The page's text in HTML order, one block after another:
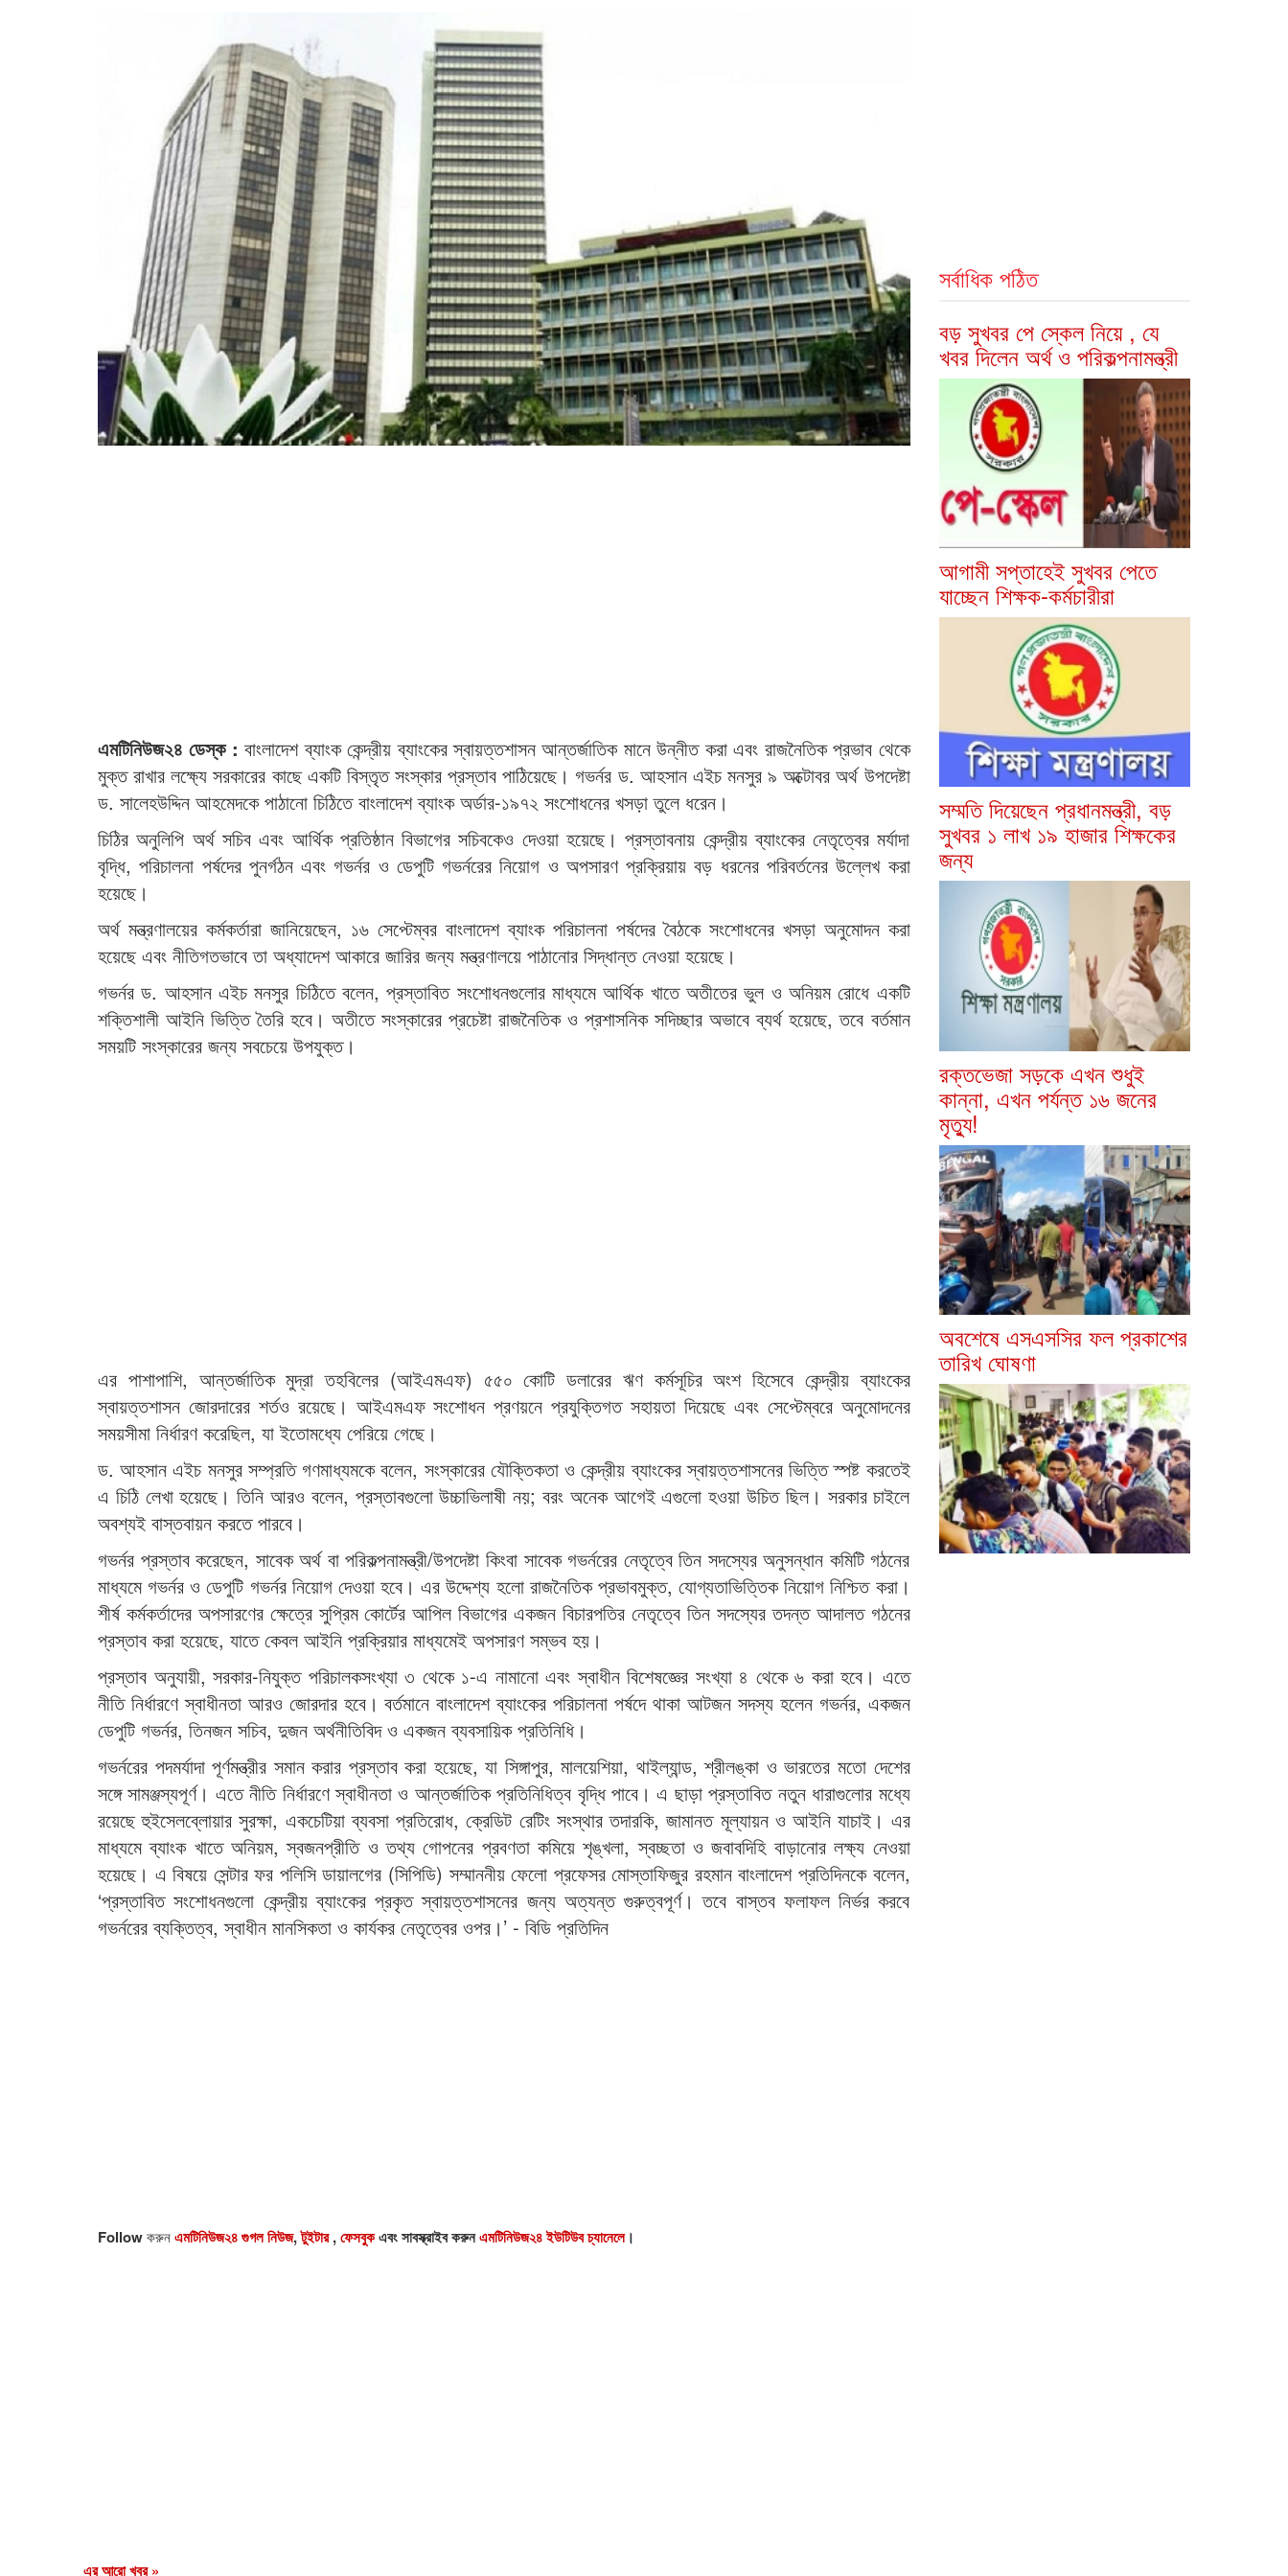
এমটিনিউজ২৪ ডেস্ক : বাংলাদেশ ব্যাংক কেন্দ্রীয় ব্যাংকের স্বায়ত্তশাসন আন্তর্জাতিক মানে উন্নীত করা এবং রাজনৈতিক প্রভাব থেকে
মুক্ত রাখার লক্ষ্যে সরকারের কাছে একটি বিস্তৃত সংস্কার প্রস্তাব পাঠিয়েছে। গভর্নর ড. আহসান এইচ মনসুর ৯ অক্টোবর অর্থ উপদেষ্টা
ড. সালেহউদ্দিন আহমেদকে পাঠানো চিঠিতে বাংলাদেশ ব্যাংক অর্ডার-১৯৭২ সংশোধনের খসড়া তুলে ধরেন।
চিঠির অনুলিপি অর্থ সচিব এবং আর্থিক প্রতিষ্ঠান বিভাগের সচিবকেও দেওয়া হয়েছে। প্রস্তাবনায় কেন্দ্রীয় ব্যাংকের নেতৃত্বের মর্যাদা
বৃদ্ধি, পরিচালনা পর্ষদের পুনর্গঠন এবং গভর্নর ও ডেপুটি গভর্নরের নিয়োগ ও অপসারণ প্রক্রিয়ায় বড় ধরনের পরিবর্তনের উল্লেখ করা
হয়েছে।
অর্থ মন্ত্রণালয়ের কর্মকর্তারা জানিয়েছেন, ১৬ সেপ্টেম্বর বাংলাদেশ ব্যাংক পরিচালনা পর্ষদের বৈঠকে সংশোধনের খসড়া অনুমোদন করা
হয়েছে এবং নীতিগতভাবে তা অধ্যাদেশ আকারে জারির জন্য মন্ত্রণালয়ে পাঠানোর সিদ্ধান্ত নেওয়া হয়েছে।
গভর্নর ড. আহসান এইচ মনসুর চিঠিতে বলেন, প্রস্তাবিত সংশোধনগুলোর মাধ্যমে আর্থিক খাতে অতীতের ভুল ও অনিয়ম রোধে একটি
শক্তিশালী আইনি ভিত্তি তৈরি হবে। অতীতে সংস্কারের প্রচেষ্টা রাজনৈতিক ও প্রশাসনিক সদিচ্ছার অভাবে ব্যর্থ হয়েছে, তবে বর্তমান
সময়টি সংস্কারের জন্য সবচেয়ে উপযুক্ত।
এর পাশাপাশি, আন্তর্জাতিক মুদ্রা তহবিলের (আইএমএফ) ৫৫০ কোটি ডলারের ঋণ কর্মসূচির অংশ হিসেবে কেন্দ্রীয় ব্যাংকের
স্বায়ত্তশাসন জোরদারের শর্তও রয়েছে। আইএমএফ সংশোধন প্রণয়নে প্রযুক্তিগত সহায়তা দিয়েছে এবং সেপ্টেম্বরে অনুমোদনের
সময়সীমা নির্ধারণ করেছিল, যা ইতোমধ্যে পেরিয়ে গেছে।
ড. আহসান এইচ মনসুর সম্প্রতি গণমাধ্যমকে বলেন, সংস্কারের যৌক্তিকতা ও কেন্দ্রীয় ব্যাংকের স্বায়ত্তশাসনের ভিত্তি স্পষ্ট করতেই
এ চিঠি লেখা হয়েছে। তিনি আরও বলেন, প্রস্তাবগুলো উচ্চাভিলাষী নয়; বরং অনেক আগেই এগুলো হওয়া উচিত ছিল। সরকার চাইলে
অবশ্যই বাস্তবায়ন করতে পারবে।
গভর্নর প্রস্তাব করেছেন, সাবেক অর্থ বা পরিকল্পনামন্ত্রী/উপদেষ্টা কিংবা সাবেক গভর্নরের নেতৃত্বে তিন সদস্যের অনুসন্ধান কমিটি গঠনের
মাধ্যমে গভর্নর ও ডেপুটি গভর্নর নিয়োগ দেওয়া হবে। এর উদ্দেশ্য হলো রাজনৈতিক প্রভাবমুক্ত, যোগ্যতাভিত্তিক নিয়োগ নিশ্চিত করা।
শীর্ষ কর্মকর্তাদের অপসারণের ক্ষেত্রে সুপ্রিম কোর্টের আপিল বিভাগের একজন বিচারপতির নেতৃত্বে তিন সদস্যের তদন্ত আদালত গঠনের
প্রস্তাব করা হয়েছে, যাতে কেবল আইনি প্রক্রিয়ার মাধ্যমেই অপসারণ সম্ভব হয়।
প্রস্তাব অনুযায়ী, সরকার-নিযুক্ত পরিচালকসংখ্যা ৩ থেকে ১-এ নামানো এবং স্বাধীন বিশেষজ্ঞের সংখ্যা ৪ থেকে ৬ করা হবে। এতে
নীতি নির্ধারণে স্বাধীনতা আরও জোরদার হবে। বর্তমানে বাংলাদেশ ব্যাংকের পরিচালনা পর্ষদে থাকা আটজন সদস্য হলেন গভর্নর, একজন
ডেপুটি গভর্নর, তিনজন সচিব, দুজন অর্থনীতিবিদ ও একজন ব্যবসায়িক প্রতিনিধি।
গভর্নরের পদমর্যাদা পূর্ণমন্ত্রীর সমান করার প্রস্তাব করা হয়েছে, যা সিঙ্গাপুর, মালয়েশিয়া, থাইল্যান্ড, শ্রীলঙ্কা ও ভারতের মতো দেশের
সঙ্গে সামঞ্জস্যপূর্ণ। এতে নীতি নির্ধারণে স্বাধীনতা ও আন্তর্জাতিক প্রতিনিধিত্ব বৃদ্ধি পাবে। এ ছাড়া প্রস্তাবিত নতুন ধারাগুলোর মধ্যে
রয়েছে হুইসেলব্লোয়ার সুরক্ষা, একচেটিয়া ব্যবসা প্রতিরোধ, ক্রেডিট রেটিং সংস্থার তদারকি, জামানত মূল্যায়ন ও আইনি যাচাই। এর
মাধ্যমে ব্যাংক খাতে অনিয়ম, স্বজনপ্রীতি ও তথ্য গোপনের প্রবণতা কমিয়ে শৃঙ্খলা, স্বচ্ছতা ও জবাবদিহি বাড়ানোর লক্ষ্য নেওয়া
হয়েছে। এ বিষয়ে সেন্টার ফর পলিসি ডায়ালগের (সিপিডি) সম্মাননীয় ফেলো প্রফেসর মোস্তাফিজুর রহমান বাংলাদেশ প্রতিদিনকে বলেন,
‘প্রস্তাবিত সংশোধনগুলো কেন্দ্রীয় ব্যাংকের প্রকৃত স্বায়ত্তশাসনের জন্য অত্যন্ত গুরুত্বপূর্ণ। তবে বাস্তব ফলাফল নির্ভর করবে
গভর্নরের ব্যক্তিত্ব, স্বাধীন মানসিকতা ও কার্যকর নেতৃত্বের ওপর।’ - বিডি প্রতিদিন
Followকরুনএমটিনিউজ২৪ গুগল নিউজ,টুইটার,ফেসবুকএবং সাবস্ক্রাইব করুনএমটিনিউজ২৪ ইউটিউব চ্যানেলে।
এর আরো খবর »
সর্বাধিক পঠিত
বড় সুখবর পে স্কেল নিয়ে , যে
খবর দিলেন অর্থ ও পরিকল্পনামন্ত্রী
আগামী সপ্তাহেই সুখবর পেতে
যাচ্ছেন শিক্ষক-কর্মচারীরা
সম্মতি দিয়েছেন প্রধানমন্ত্রী, বড়
সুখবর ১ লাখ ১৯ হাজার শিক্ষকের
জন্য
রক্তভেজা সড়কে এখন শুধুই
কান্না, এখন পর্যন্ত ১৬ জনের
মৃত্যু!
অবশেষে এসএসসির ফল প্রকাশের
তারিখ ঘোষণা